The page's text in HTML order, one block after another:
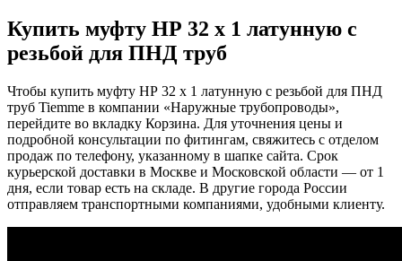
Купить муфту НР 32 х 1 латунную с
резьбой для ПНД труб
Чтобы купить муфту НР 32 х 1 латунную с резьбой для ПНД
труб Tiemme в компании «Наружные трубопроводы»,
перейдите во вкладку Корзина. Для уточнения цены и
подробной консультации по фитингам, свяжитесь с отделом
продаж по телефону, указанному в шапке сайта. Срок
курьерской доставки в Москве и Московской области — от 1
дня, если товар есть на складе. В другие города России
отправляем транспортными компаниями, удобными клиенту.